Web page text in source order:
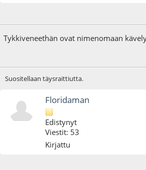
Tykkiveneethän ovat nimenomaan
Suositellaan täysraittiutta.
Floridaman
Edistynyt
Viestit: 53
Kirjattu